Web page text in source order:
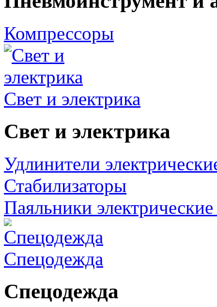
Компрессоры
Свет и электрика
Свет и электрика
Удлинители
Стабилизаторы
Паяльники
Спецодежда
Спецодежда